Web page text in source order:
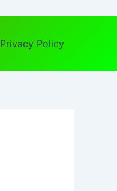
Privacy Policy